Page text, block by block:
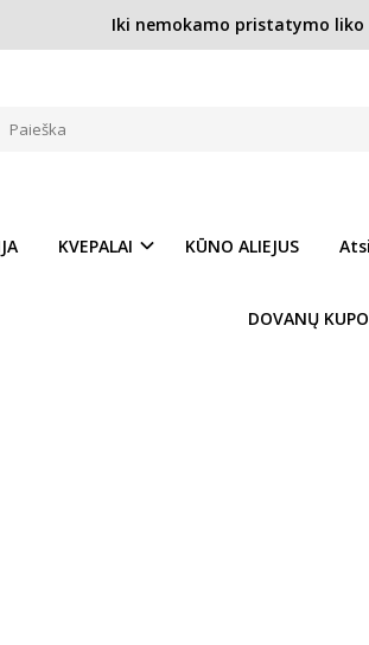
Iki nemokamo pristatymo liko
KVEPALAI KŪNO ALIEJUS
DOVANŲ
Lancome Poême EDP moterims